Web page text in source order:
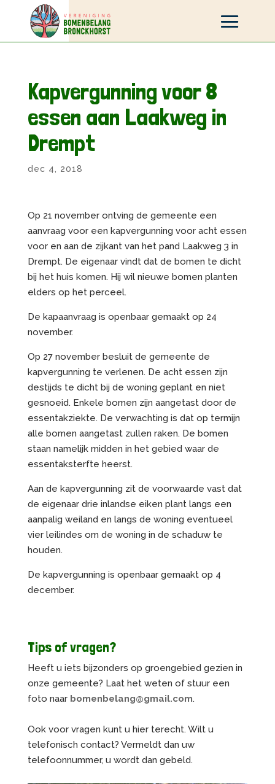
Kapvergunning voor 8
essen aan Laakweg in
Drempt
dec 4, 2018
Op 21 november ontving de gemeente een
aanvraag voor een kapvergunning voor acht essen
voor en aan de zijkant van het pand Laakweg 3 in
Drempt. De eigenaar vindt dat de bomen te dicht
bij het huis komen. Hij wil nieuwe bomen planten
elders op het perceel.
De kapaanvraag is openbaar gemaakt op 24
november.
Op 27 november besluit de gemeente de
kapvergunning te verlenen. De acht essen zijn
destijds te dicht bij de woning geplant en niet
gesnoeid. Enkele bomen zijn aangetast door de
essentakziekte. De verwachting is dat op termijn
alle bomen aangetast zullen raken. De bomen
staan namelijk midden in het gebied waar de
essentaksterfte heerst.
Aan de kapvergunning zit de voorwaarde vast dat
de eigenaar drie inlandse eiken plant langs een
aanpalig weiland en langs de woning eventueel
vier leilindes om de woning in de schaduw te
houden.
De kapvergunning is openbaar gemaakt op 4
december.
Tips of vragen?
Heeft u iets bijzonders op groengebied gezien in
onze gemeente? Laat het weten of stuur een
foto naar bomenbelang@gmail.com.
Ook voor vragen kunt u hier terecht. Wilt u
telefonisch contact? Vermeldt dan uw
telefoonnummer, u wordt dan gebeld.